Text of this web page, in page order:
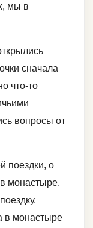
мы в
сначала
что-то
вопросы от
поездки, о
монастыре.
в монастыре